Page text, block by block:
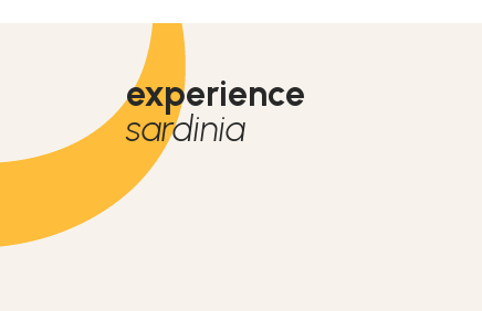
experience
sardinia